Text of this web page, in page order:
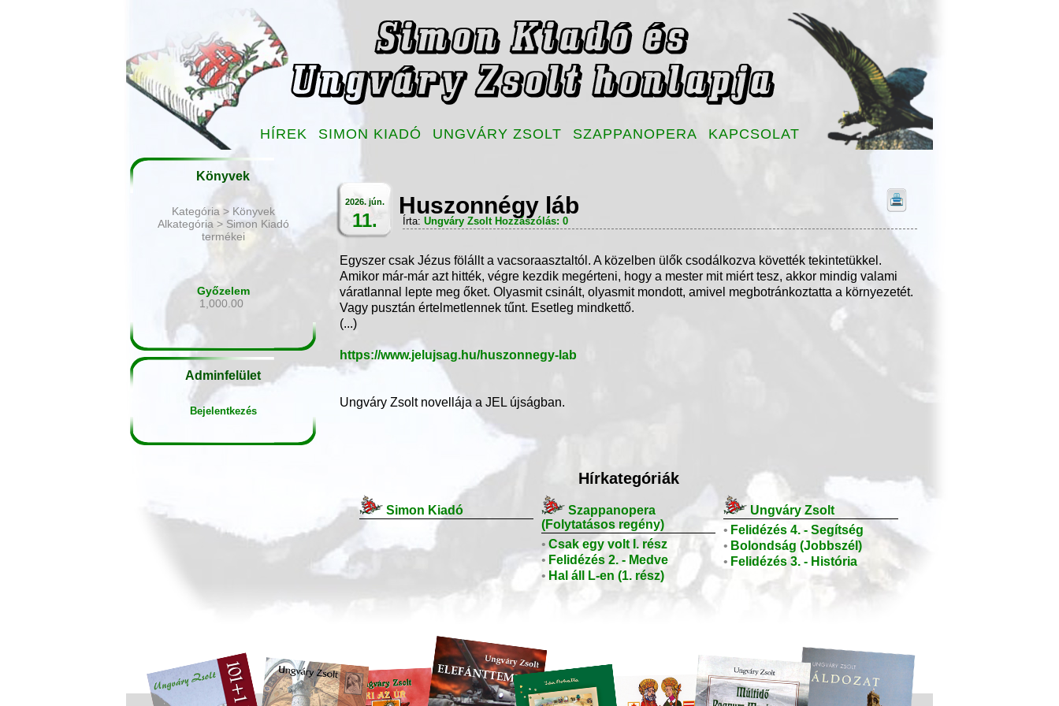
HÍREK SIMON KIADÓ UNGVÁRY ZSOLT SZAPPANOPERA KAPCSOLAT
Könyvek
Kategória > Könyvek
Alkategória > Simon Kiadó
termékei
Győzelem
1,000.00
Adminfelület
Bejelentkezés
2026. jún.
11.
Huszonnégy láb
Írta: Ungváry Zsolt Hozzászólás: 0
Egyszer csak Jézus fölállt a vacsoraasztaltól. A közelben ülők csodálkozva követték tekintetükkel.
Amikor már-már azt hitték, végre kezdik megérteni, hogy a mester mit miért tesz, akkor mindig valami
váratlannal lepte meg őket. Olyasmit csinált, olyasmit mondott, amivel megbotránkoztatta a környezetét.
Vagy pusztán értelmetlennek tűnt. Esetleg mindkettő.
(...)
https://www.jelujsag.hu/huszonnegy-lab
Ungváry Zsolt novellája a JEL újságban.
Hírkategóriák
Simon Kiadó
Szappanopera
(Folytatásos regény)
• Csak egy volt I. rész
• Felidézés 2. - Medve
• Hal áll L-en (1. rész)
Ungváry Zsolt
• Felidézés 4. - Segítség
• Bolondság (Jobbszél)
• Felidézés 3. - História